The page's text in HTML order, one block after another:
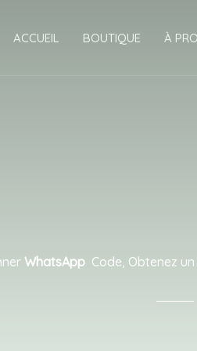
ACCUEIL BOUTIQUE À
WhatsAppCode, Obtenez un